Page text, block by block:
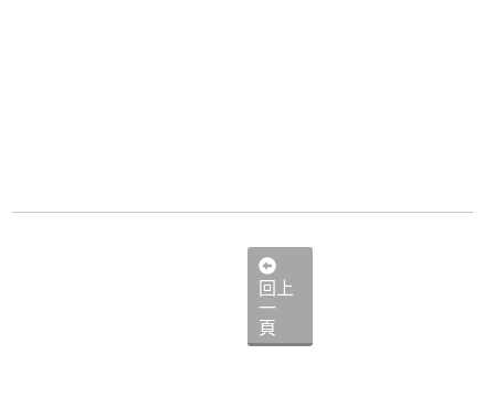
回上
一
頁